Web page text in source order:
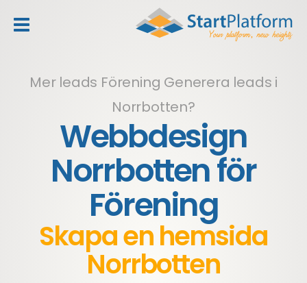
Mer leads Förening Generera leads i
Norrbotten?
Webbdesign
Norrbotten för
Förening
Skapa en hemsida
Norrbotten
header_toggle_navigation